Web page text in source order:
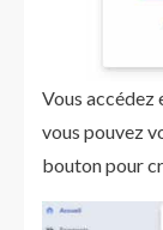
Vous accédez
vous pouvez
bouton pour